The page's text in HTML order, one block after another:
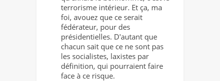
terrorisme intérieur. Et ça, ma
foi, avouez que ce serait
fédérateur, pour des
présidentielles. D'autant que
chacun sait que ce ne sont pas
les socialistes, laxistes par
définition, qui pourraient faire
face à ce risque.